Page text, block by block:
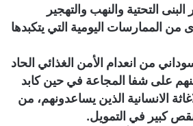
التحتية والنهب والتهجير
من الممارسات اليومية التي يتكبدها
مليون سوداني من انعدام الأمن الغذائي الحاد
على شفا المجاعة في حين كابد
الانسانية الذين يساعدونهم، من
كبير في التمويل.